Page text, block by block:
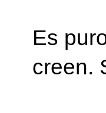
Es
creen.